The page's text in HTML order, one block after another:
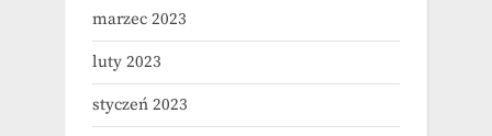
marzec 2023
luty 2023
styczeń 2023